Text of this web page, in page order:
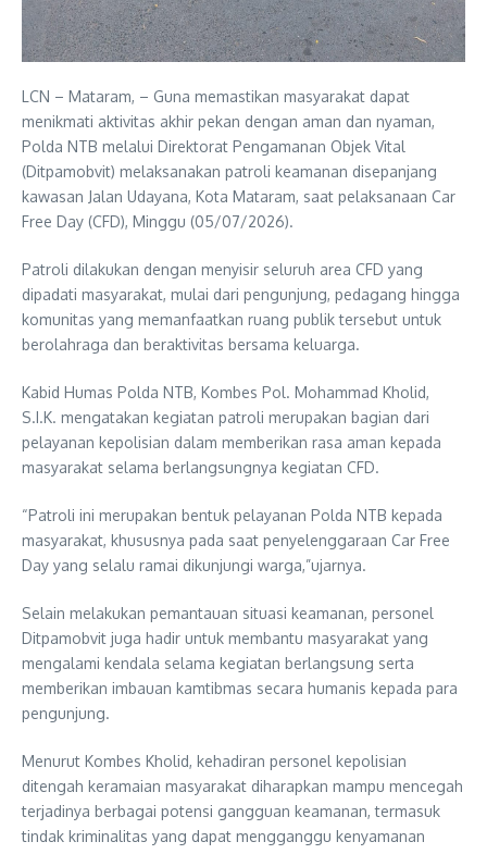
LCN – Mataram, – Guna memastikan masyarakat dapat
menikmati aktivitas akhir pekan dengan aman dan nyaman,
Polda NTB melalui Direktorat Pengamanan Objek Vital
(Ditpamobvit) melaksanakan patroli keamanan disepanjang
kawasan Jalan Udayana, Kota Mataram, saat pelaksanaan Car
Free Day (CFD), Minggu (05/07/2026).
Patroli dilakukan dengan menyisir seluruh area CFD yang
dipadati masyarakat, mulai dari pengunjung, pedagang hingga
komunitas yang memanfaatkan ruang publik tersebut untuk
berolahraga dan beraktivitas bersama keluarga.
Kabid Humas Polda NTB, Kombes Pol. Mohammad Kholid,
S.I.K. mengatakan kegiatan patroli merupakan bagian dari
pelayanan kepolisian dalam memberikan rasa aman kepada
masyarakat selama berlangsungnya kegiatan CFD.
“Patroli ini merupakan bentuk pelayanan Polda NTB kepada
masyarakat, khususnya pada saat penyelenggaraan Car Free
Day yang selalu ramai dikunjungi warga,”ujarnya.
Selain melakukan pemantauan situasi keamanan, personel
Ditpamobvit juga hadir untuk membantu masyarakat yang
mengalami kendala selama kegiatan berlangsung serta
memberikan imbauan kamtibmas secara humanis kepada para
pengunjung.
Menurut Kombes Kholid, kehadiran personel kepolisian
ditengah keramaian masyarakat diharapkan mampu mencegah
terjadinya berbagai potensi gangguan keamanan, termasuk
tindak kriminalitas yang dapat mengganggu kenyamanan